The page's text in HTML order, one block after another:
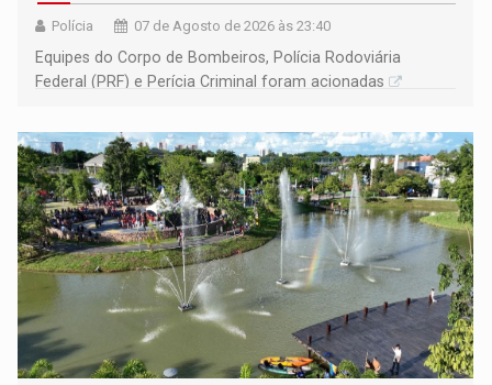
Polícia 07 de Agosto de 2026 às 23:40
Equipes do Corpo de Bombeiros, Polícia Rodoviária
Federal (PRF) e Perícia Criminal foram acionadas